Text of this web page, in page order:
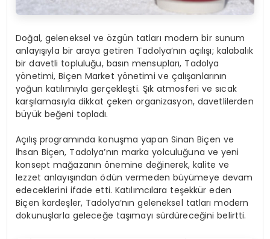
Doğal, geleneksel ve özgün tatları modern bir sunum
anlayışıyla bir araya getiren Tadolya’nın açılışı; kalabalık
bir davetli topluluğu, basın mensupları, Tadolya
yönetimi, Biçen Market yönetimi ve çalışanlarının
yoğun katılımıyla gerçekleşti. Şık atmosferi ve sıcak
karşılamasıyla dikkat çeken organizasyon, davetlilerden
büyük beğeni topladı.
Açılış programında konuşma yapan Sinan Biçen ve
İhsan Biçen, Tadolya’nın marka yolculuğuna ve yeni
konsept mağazanın önemine değinerek, kalite ve
lezzet anlayışından ödün vermeden büyümeye devam
edeceklerini ifade etti. Katılımcılara teşekkür eden
Biçen kardeşler, Tadolya’nın geleneksel tatları modern
dokunuşlarla geleceğe taşımayı sürdüreceğini belirtti.